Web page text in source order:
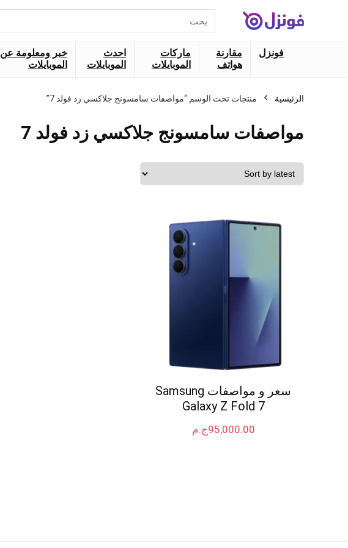
عن:
فونزل
مقارنة
هواتف
ماركات
الموبايلات
احدث
الموبايلات
خبر ومعلومة عن
الموبايلات
الرئيسية منتجات تحت الوسم “مواصفات سامسونج جلاكسي زد فولد 7”
مواصفات سامسونج جلاكسي زد فولد 7
سعر و مواصفات Samsung
Galaxy Z Fold 7
ج.م95,000.00